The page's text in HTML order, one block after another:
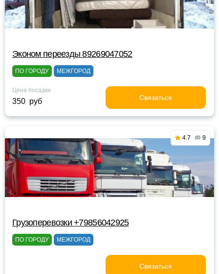
Эконом переезды 89269047052
ПО ГОРОДУ МЕЖГОРОД
Цена посадки
350 руб Связаться
4.7 9
Грузоперевозки +79856042925
ПО ГОРОДУ МЕЖГОРОД
Связаться